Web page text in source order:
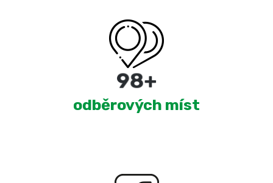
180+
odběrových míst